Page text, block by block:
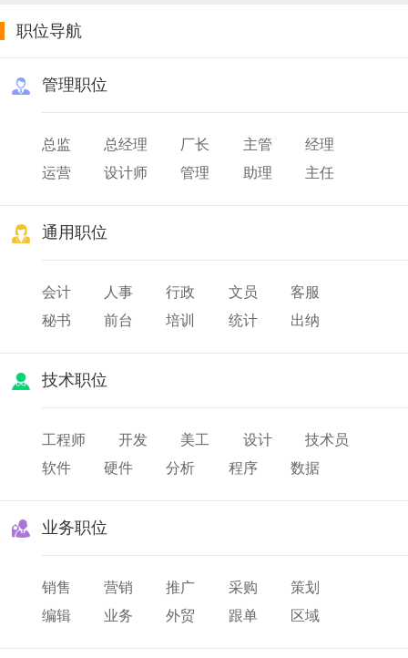
职位导航
管理职位
总监 总经理 厂长 主管
经理
运营
设计师 管理 助理
主任
通用职位
会计 人事 行政 文员
客服
秘书
前台 培训 统计
出纳
技术职位
工程师 开发 美工 设计
技术员
软件
硬件 分析 程序
数据
业务职位
销售 营销 推广 采购
策划
编辑
业务 外贸 跟单
区域